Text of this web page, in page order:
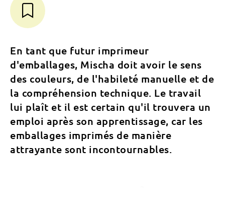
En tant que futur imprimeur
d'emballages, Mischa doit avoir le sens
des couleurs, de l'habileté manuelle et de
la compréhension technique. Le travail
lui plaît et il est certain qu'il trouvera un
emploi après son apprentissage, car les
emballages imprimés de manière
attrayante sont incontournables.